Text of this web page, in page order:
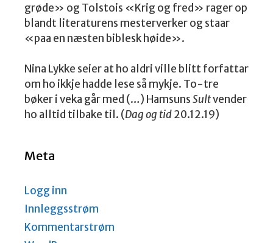
grøde» og Tolstois «Krig og fred» rager op
blandt literaturens mesterverker og staar
«paa en næsten biblesk høide».
Nina Lykke seier at ho aldri ville blitt forfattar
om ho ikkje hadde lese så mykje. To-tre
bøker i veka går med (…) HamsunsSultvender
ho alltid tilbake til. (Dag og tid20.12.19)
Meta
Logg inn
Innleggsstrøm
Kommentarstrøm